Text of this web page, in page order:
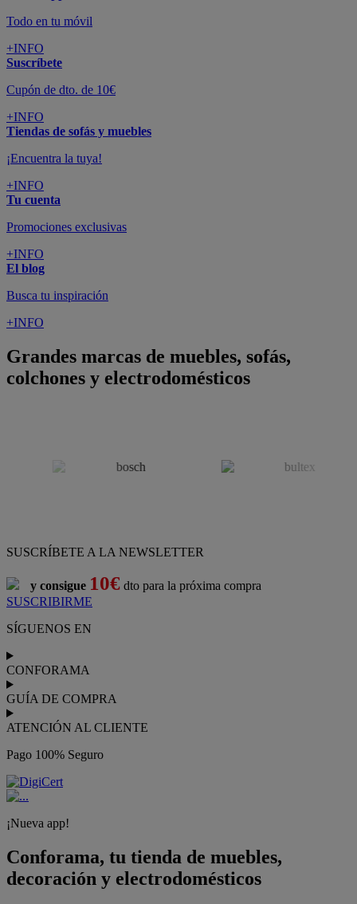
Todo en tu móvil
+INFO
Suscríbete
Cupón de dto. de 10€
+INFO
Tiendas de sofás y muebles
¡Encuentra la tuya!
+INFO
Tu cuenta
Promociones exclusivas
+INFO
El blog
Busca tu inspiración
+INFO
Grandes marcas de muebles, sofás,
colchones y electrodomésticos
SUSCRÍBETE A LA NEWSLETTER
y consigue 10€ dto para la próxima compra
SUSCRIBIRME
SÍGUENOS EN
CONFORAMA
GUÍA DE COMPRA
ATENCIÓN AL CLIENTE
Pago 100% Seguro
¡Nueva app!
Conforama, tu tienda de muebles,
decoración y electrodomésticos